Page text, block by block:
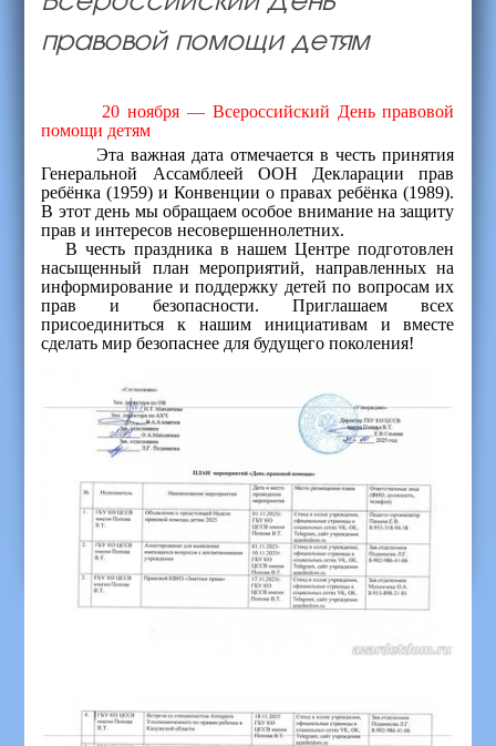
правовой помощи детям
20 ноября — Всероссийский День правовой
помощи детям
Эта важная дата отмечается в честь принятия
Генеральной Ассамблеей ООН Декларации прав
ребёнка (1959) и Конвенции о правах ребёнка (1989).
В этот день мы обращаем особое внимание на защиту
прав и интересов несовершеннолетних.
В честь праздника в нашем Центре подготовлен
насыщенный план мероприятий, направленных на
информирование и поддержку детей по вопросам их
прав и безопасности. Приглашаем всех
присоединиться к нашим инициативам и вместе
сделать мир безопаснее для будущего поколения!